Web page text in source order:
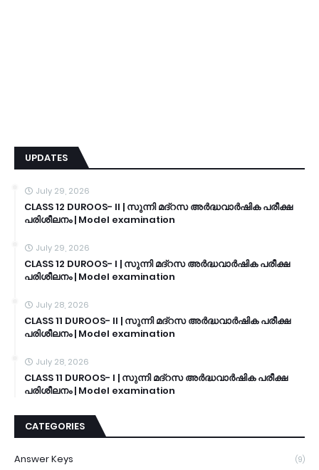
UPDATES
July 29, 2026
CLASS 12 DUROOS- II | സുന്നി മദ്റസ അർദ്ധവാർഷിക പരീക്ഷ
പരിശീലനം | Model examination
July 29, 2026
CLASS 12 DUROOS- I | സുന്നി മദ്റസ അർദ്ധവാർഷിക പരീക്ഷ
പരിശീലനം | Model examination
July 28, 2026
CLASS 11 DUROOS- II | സുന്നി മദ്റസ അർദ്ധവാർഷിക പരീക്ഷ
പരിശീലനം | Model examination
July 28, 2026
CLASS 11 DUROOS- I | സുന്നി മദ്റസ അർദ്ധവാർഷിക പരീക്ഷ
പരിശീലനം | Model examination
CATEGORIES
Answer Keys (9)